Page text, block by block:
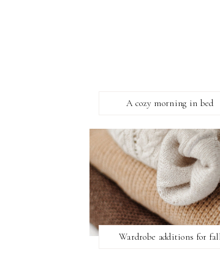
A cozy morning in bed
Wardrobe additions for